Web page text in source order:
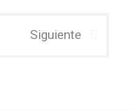
Siguiente